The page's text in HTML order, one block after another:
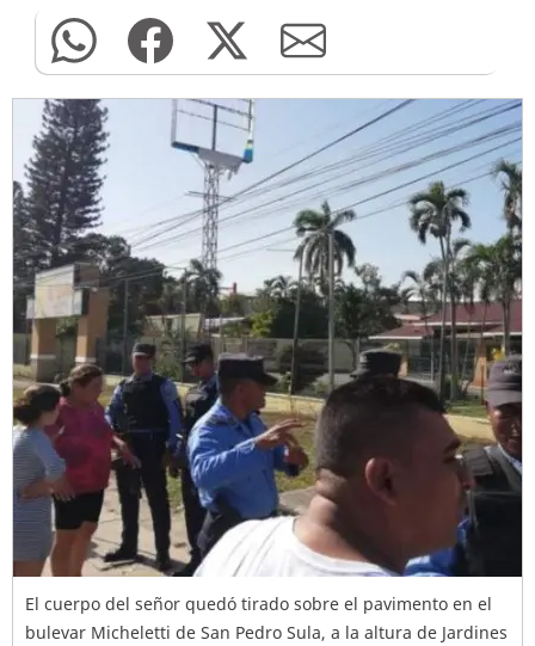
El cuerpo del señor quedó tirado sobre el pavimento en el
bulevar Micheletti de San Pedro Sula, a la altura de Jardines